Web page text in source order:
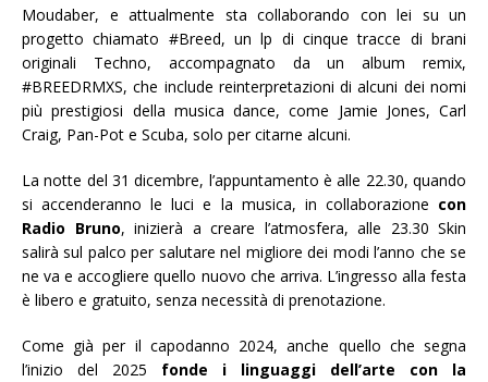
Moudaber, e attualmente sta collaborando con lei su un
progetto chiamato #Breed, un lp di cinque tracce di brani
originali Techno, accompagnato da un album remix,
#BREEDRMXS, che include reinterpretazioni di alcuni dei nomi
più prestigiosi della musica dance, come Jamie Jones, Carl
Craig, Pan-Pot e Scuba, solo per citarne alcuni.
La notte del 31 dicembre, l’appuntamento è alle 22.30, quando
si accenderanno le luci e la musica, in collaborazione con
Radio Bruno, inizierà a creare l’atmosfera, alle 23.30 Skin
salirà sul palco per salutare nel migliore dei modi l’anno che se
ne va e accogliere quello nuovo che arriva. L’ingresso alla festa
è libero e gratuito, senza necessità di prenotazione.
Come già per il capodanno 2024, anche quello che segna
l’inizio del 2025 fonde i linguaggi dell’arte con la